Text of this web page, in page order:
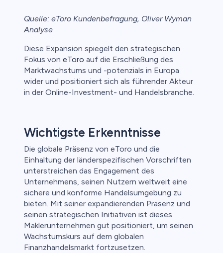
Quelle: eToro Kundenbefragung, Oliver Wyman
Analyse
Diese Expansion spiegelt den strategischen
Fokus von eToro auf die Erschließung des
Marktwachstums und -potenzials in Europa
wider und positioniert sich als führender Akteur
in der Online-Investment- und Handelsbranche.
Wichtigste Erkenntnisse
Die globale Präsenz von eToro und die
Einhaltung der länderspezifischen Vorschriften
unterstreichen das Engagement des
Unternehmens, seinen Nutzern weltweit eine
sichere und konforme Handelsumgebung zu
bieten. Mit seiner expandierenden Präsenz und
seinen strategischen Initiativen ist dieses
Maklerunternehmen gut positioniert, um seinen
Wachstumskurs auf dem globalen
Finanzhandelsmarkt fortzusetzen.